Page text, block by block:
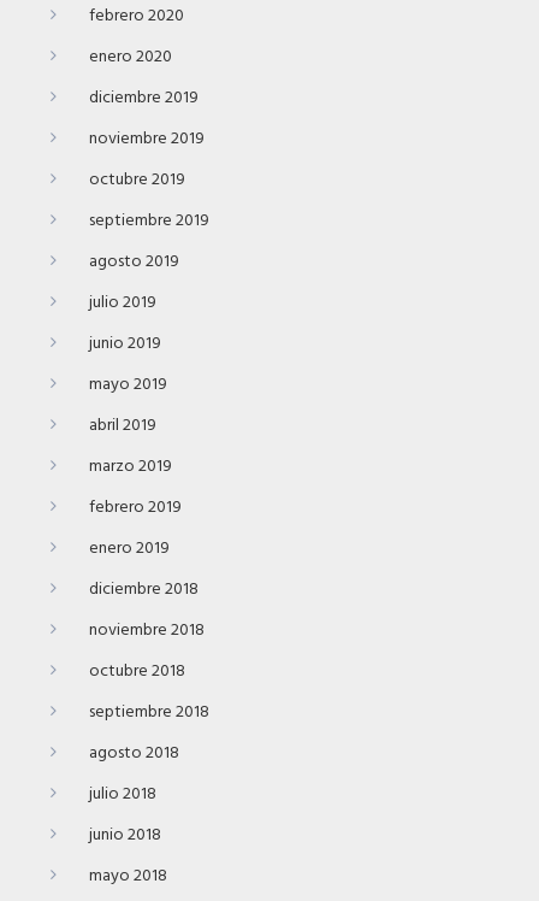
febrero 2020
enero 2020
diciembre 2019
noviembre 2019
octubre 2019
septiembre 2019
agosto 2019
julio 2019
junio 2019
mayo 2019
abril 2019
marzo 2019
febrero 2019
enero 2019
diciembre 2018
noviembre 2018
octubre 2018
septiembre 2018
agosto 2018
julio 2018
junio 2018
mayo 2018